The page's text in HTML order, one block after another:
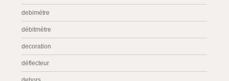
debimétre
débitmètre
decoration
déflecteur